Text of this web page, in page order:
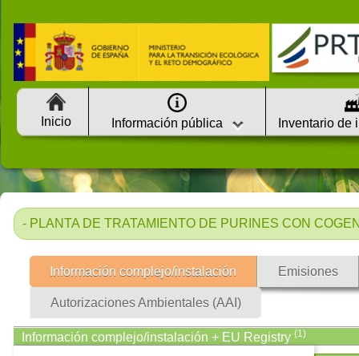
Inicio Información pública Inventario de
- PLANTA DE TRATAMIENTO DE PURINES CON
Información complejo/instalación Emisiones
Autorizaciones Ambientales (AAI)
Información complejo/instalación + EU Registry (1)